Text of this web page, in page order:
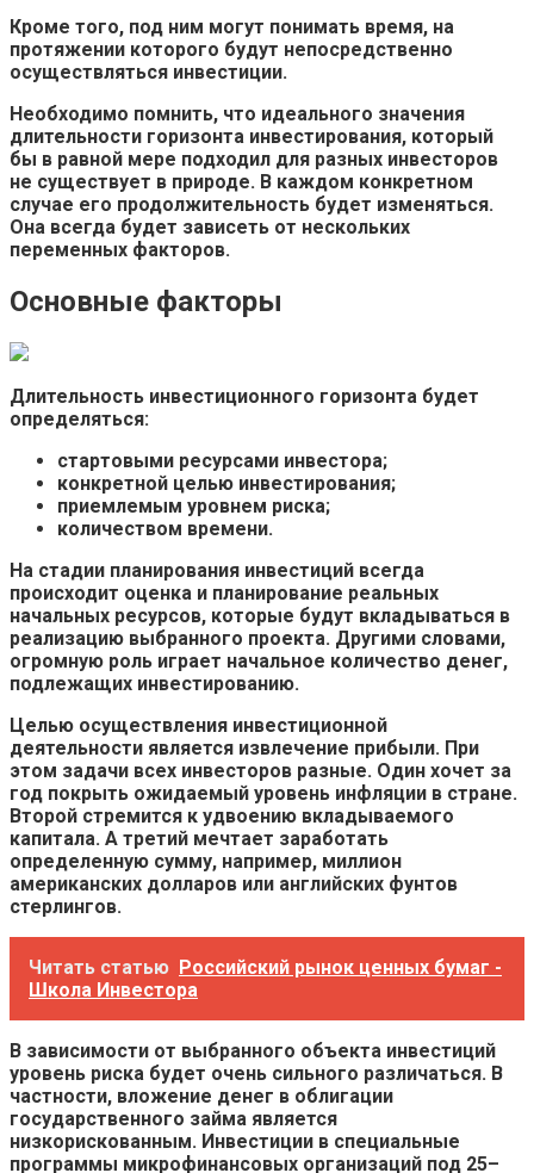
Кроме того, под ним могут понимать время, на
протяжении которого будут непосредственно
осуществляться инвестиции.
Необходимо помнить, что идеального значения
длительности горизонта инвестирования, который
бы в равной мере подходил для разных инвесторов
не существует в природе. В каждом конкретном
случае его продолжительность будет изменяться.
Она всегда будет зависеть от нескольких
переменных факторов.
Основные факторы
Длительность инвестиционного горизонта будет
определяться:
стартовыми ресурсами инвестора;
конкретной целью инвестирования;
приемлемым уровнем риска;
количеством времени.
На стадии планирования инвестиций всегда
происходит оценка и планирование реальных
начальных ресурсов, которые будут вкладываться в
реализацию выбранного проекта. Другими словами,
огромную роль играет начальное количество денег,
подлежащих инвестированию.
Целью осуществления инвестиционной
деятельности является извлечение прибыли. При
этом задачи всех инвесторов разные. Один хочет за
год покрыть ожидаемый уровень инфляции в стране.
Второй стремится к удвоению вкладываемого
капитала. А третий мечтает заработать
определенную сумму, например, миллион
американских долларов или английских фунтов
стерлингов.
Читать статью Российский рынок ценных бумаг -
Школа Инвестора
В зависимости от выбранного объекта инвестиций
уровень риска будет очень сильного различаться. В
частности, вложение денег в облигации
государственного займа является
низкорискованным. Инвестиции в специальные
программы микрофинансовых организаций под 25–